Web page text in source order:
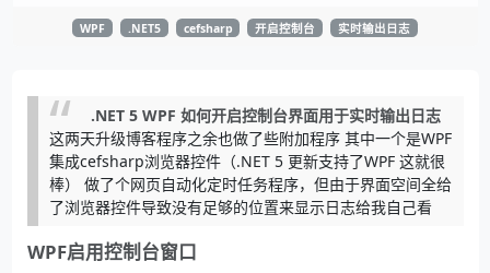
WPF .NET5 cefsharp 开启控制台 实时输出日志
.NET 5 WPF 如何开启控制台界面用于实时输出日志
这两天升级博客程序之余也做了些附加程序 其中一个是WPF
集成cefsharp浏览器控件（.NET 5 更新支持了WPF 这就很
棒） 做了个网页自动化定时任务程序，但由于界面空间全给
了浏览器控件导致没有足够的位置来显示日志给我自己看
WPF启用控制台窗口